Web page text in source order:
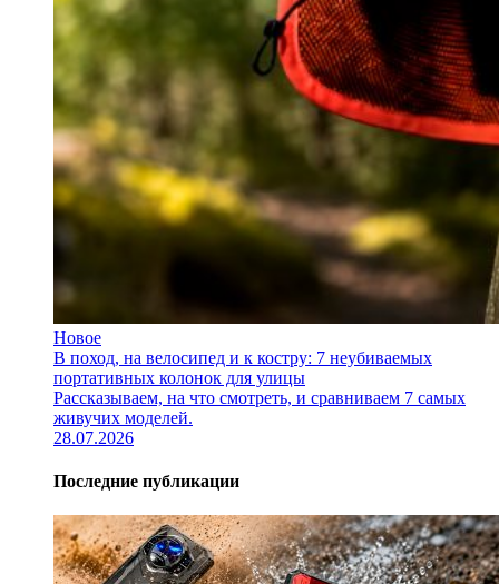
Новое
В поход, на велосипед и к костру: 7 неубиваемых
портативных колонок для улицы
Рассказываем, на что смотреть, и сравниваем 7 самых
живучих моделей.
28.07.2026
Последние публикации